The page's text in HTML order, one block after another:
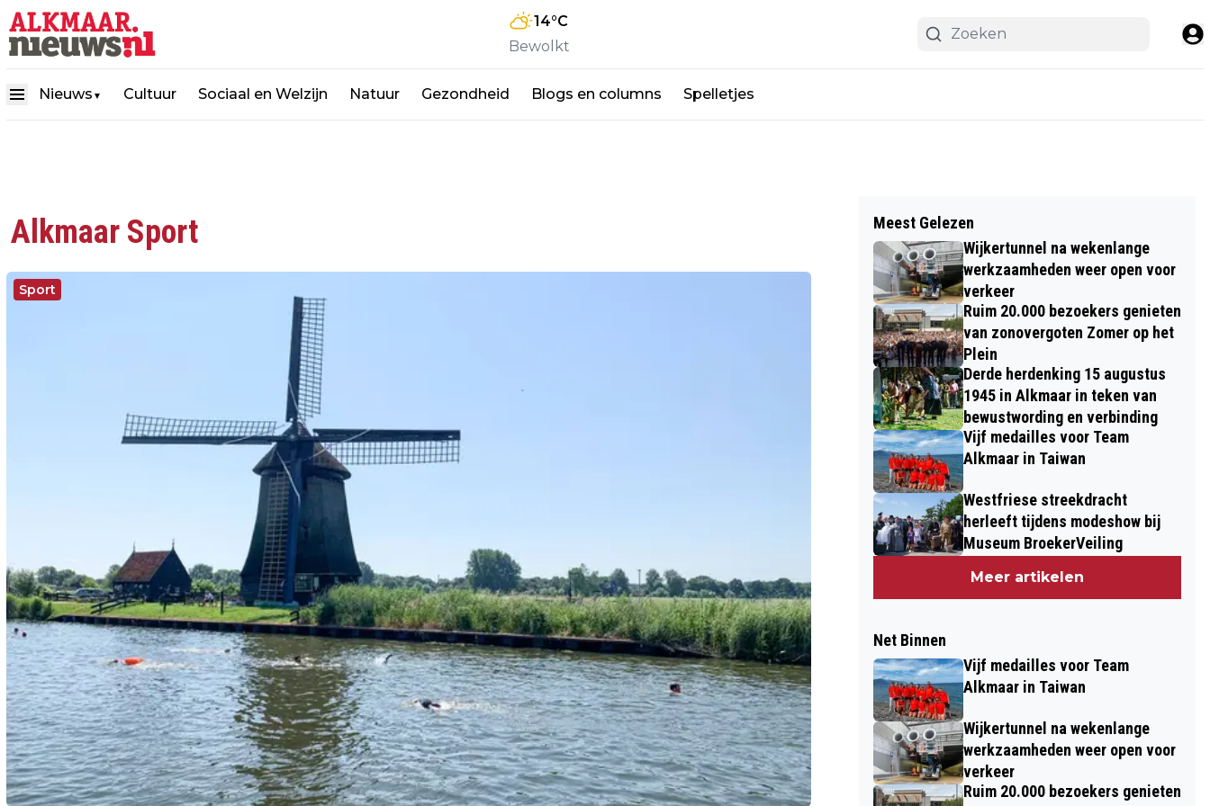
14°C
Bewolkt
Nieuws ▼ Cultuur Sociaal en Welzijn Natuur Gezondheid Blogs en columns Spelletjes
Alkmaar Sport
Sport
Meest Gelezen
Wijkertunnel na wekenlange
werkzaamheden weer open voor
verkeer
Ruim 20.000 bezoekers genieten
van zonovergoten Zomer op het
Plein
Derde herdenking 15 augustus
1945 in Alkmaar in teken van
bewustwording en verbinding
Vijf medailles voor Team
Alkmaar in Taiwan
Westfriese streekdracht
herleeft tijdens modeshow bij
Museum BroekerVeiling
Meer artikelen
Net Binnen
Vijf medailles voor Team
Alkmaar in Taiwan
Wijkertunnel na wekenlange
werkzaamheden weer open voor
verkeer
Ruim 20.000 bezoekers genieten